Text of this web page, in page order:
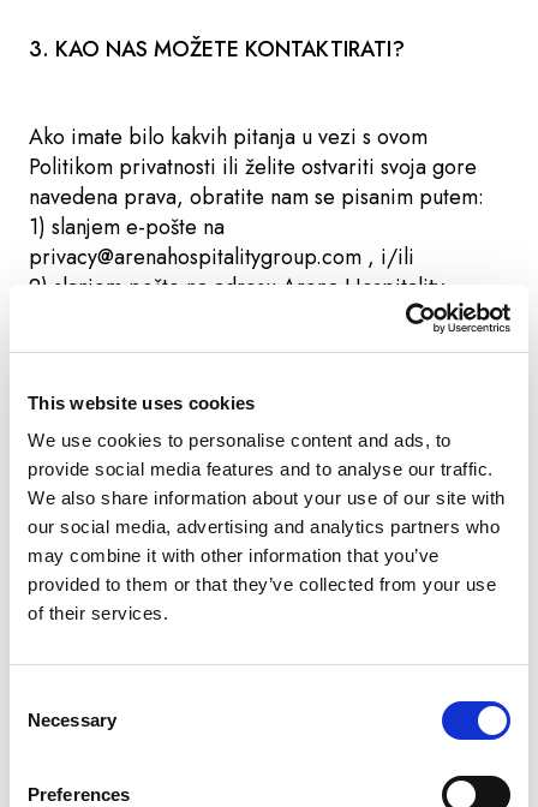
This website uses cookies
We use cookies to personalise content and ads, to
provide social media features and to analyse our traffic.
We also share information about your use of our site with
our social media, advertising and analytics partners who
may combine it with other information that you’ve
provided to them or that they’ve collected from your use
of their services.
Selection
Necessary
Preferences
3. KAO NAS MOŽETE KONTAKTIRATI?
Ako imate bilo kakvih pitanja u vezi s ovom
Politikom privatnosti ili želite ostvariti svoja gore
navedena prava, obratite nam se pisanim putem:
1) slanjem e-pošte na
privacy@arenahospitalitygroup.com , i/ili
2) slanjem pošte na adresu Arena Hospitality
Group d.d., (za Službenika za zaštitu podataka),
Smareglina 3, 52100 Pula, Hrvatska.
prava odgovorit ćemo bez nepotrebnog odgađanja
i u svakom slučaju u roku od mjesec dana od dana
primitka zahtjeva. Taj se rok po potrebi može
produljiti za dodatna dva mjeseca, uzimajući u
obzir složenost i broj zahtjeva. Obavijestit ćemo
vas o svakom takvom produljenju, kao i o razlozima
produljenja u roku od mjesec dana od zaprimanja
zahtjeva. U slučaju da imamo opravdane sumnje u
potvrđivanje identiteta. Ako se zahtjevi podnositelja
zahtjeva očito neutemeljeni ili pretjerani, osobito
naplatiti razumnu naknadu, uzimajući u obzir